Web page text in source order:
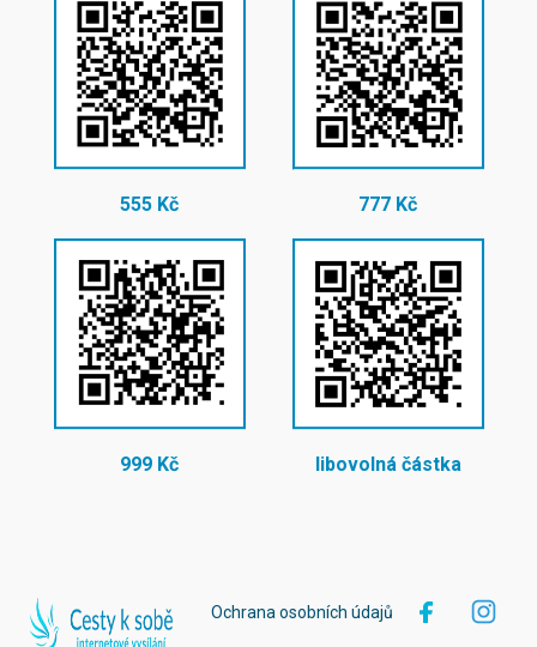
555 Kč 777 Kč
999 Kč libovolná částka
Ochrana osobních údajů